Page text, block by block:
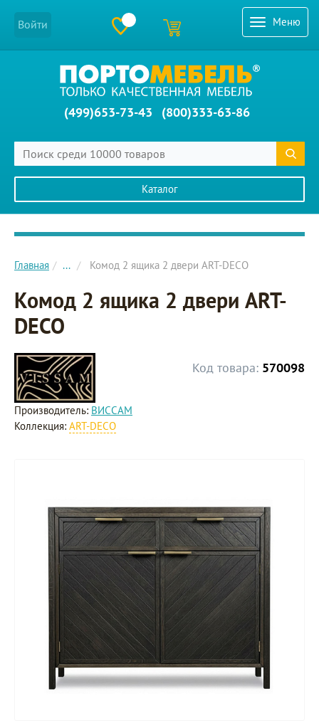
Меню
Войти
(499)653-73-43 (800)333-63-86
Каталог
Главное меню сайта
Главная ... Комод 2 ящика 2 двери ART-DECO
Комод 2 ящика 2 двери ART-
DECO
Код товара: 570098
Производитель: ВИССАМ
Коллекция: ART-DECO